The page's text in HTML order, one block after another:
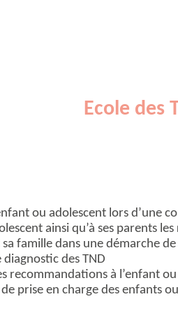
Ecole des
ou adolescent lors d’une
ainsi qu’à ses parents
famille dans une démarche
des TND
recommandations à l’enfant
prise en charge des enfants